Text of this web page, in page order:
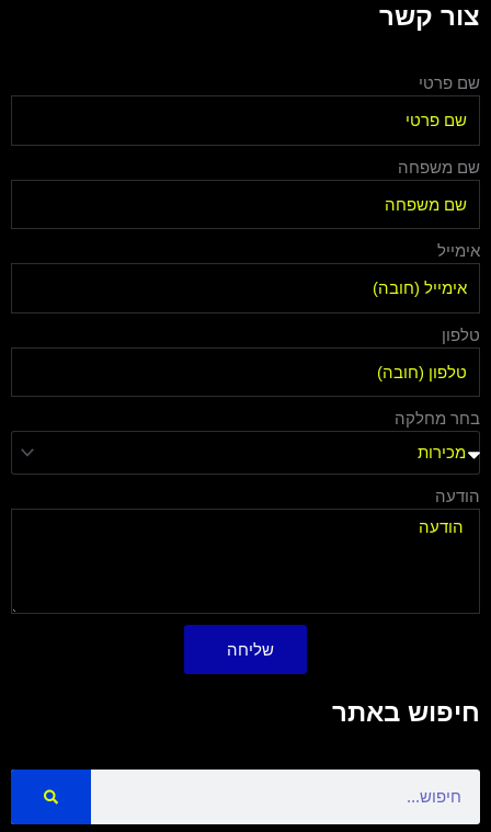
צור קשר
שם פרטי
שם משפחה
אימייל
טלפון
בחר מחלקה
הודעה
שליחה
חיפוש באתר